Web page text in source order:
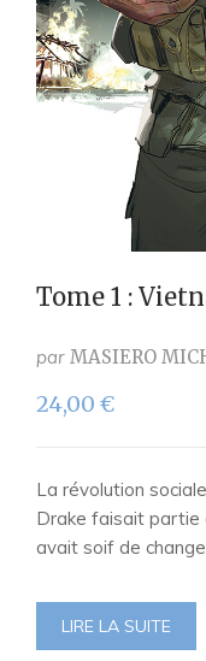
Tome 1 :
par MASIERO
24,00 €
La révolution
Drake faisait partie
avait soif de
LIRE LA SUITE